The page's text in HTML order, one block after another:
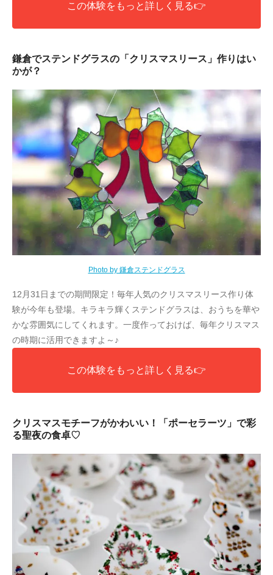
この体験をもっと詳しく見る👉
鎌倉でステンドグラスの「クリスマスリース」作りはい
かが？
Photo by 鎌倉ステンドグラス
12月31日までの期間限定！毎年人気のクリスマスリース作り体
験が今年も登場。キラキラ輝くステンドグラスは、おうちを華や
かな雰囲気にしてくれます。一度作っておけば、毎年クリスマス
の時期に活用できますよ～♪
この体験をもっと詳しく見る👉
クリスマスモチーフがかわいい！「ポーセラーツ」で彩
る聖夜の食卓♡